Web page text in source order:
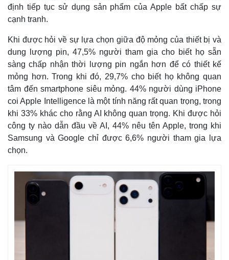
định tiếp tục sử dụng sản phẩm của Apple bất chấp sự
cạnh tranh.
Khi được hỏi về sự lựa chọn giữa độ mỏng của thiết bị và
dung lượng pin, 47,5% người tham gia cho biết họ sẵn
sàng chấp nhận thời lượng pin ngắn hơn để có thiết kế
mỏng hơn. Trong khi đó, 29,7% cho biết họ không quan
tâm đến smartphone siêu mỏng. 44% người dùng iPhone
coi Apple Intelligence là một tính năng rất quan trọng, trong
khi 33% khác cho rằng AI không quan trọng. Khi được hỏi
công ty nào dẫn đầu về AI, 44% nêu tên Apple, trong khi
Samsung và Google chỉ được 6,6% người tham gia lựa
chọn.